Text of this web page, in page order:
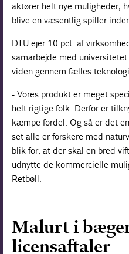
aktører helt nye muligheder,
blive en væsentlig spiller
DTU ejer 10 pct. af
samarbejde med
viden gennem fælles
- Vores produkt er meget
helt rigtige folk. Derfor er
kæmpe fordel. Og så er det
set alle er forskere med
blik for, at der skal en bred
udnytte de kommercielle
Retbøll.
Malurt i
licensaftaler